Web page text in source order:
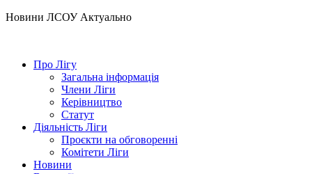
Hовини ЛСОУ Актуально
Про Лігу
Загальна інформація
Члени Ліги
Керівництво
Статут
Діяльність Ліги
Проєкти на обговоренні
Комітети Ліги
Новини